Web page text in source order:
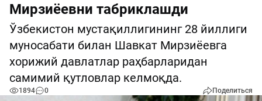
Мирзиёевни табриклашди
Ўзбекистон мустақиллигининг 28 йиллиги
муносабати билан Шавкат Мирзиёевга
хорижий давлатлар раҳбарларидан
самимий қутловлар келмоқда.
1894 0 Поделиться